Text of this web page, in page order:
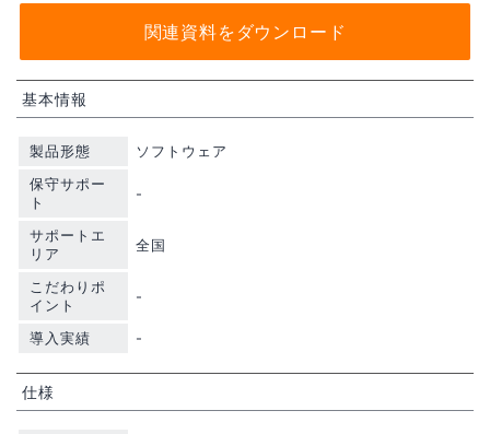
関連資料をダウンロード
基本情報
製品形態
ソフトウェア
保守サポー
ト
-
サポートエ
リア
全国
こだわりポ
イント
-
導入実績 -
仕様